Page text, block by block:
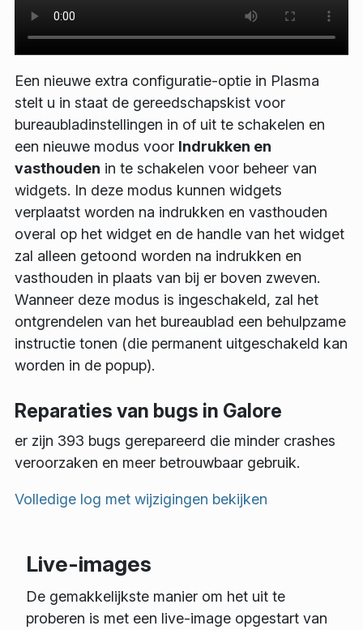
Een nieuwe extra configuratie-optie in Plasma
stelt u in staat de gereedschapskist voor
bureaubladinstellingen in of uit te schakelen en
een nieuwe modus voor Indrukken en
vasthouden in te schakelen voor beheer van
widgets. In deze modus kunnen widgets
verplaatst worden na indrukken en vasthouden
overal op het widget en de handle van het widget
zal alleen getoond worden na indrukken en
vasthouden in plaats van bij er boven zweven.
Wanneer deze modus is ingeschakeld, zal het
ontgrendelen van het bureaublad een behulpzame
instructie tonen (die permanent uitgeschakeld kan
worden in de popup).
Reparaties van bugs in Galore
er zijn 393 bugs gerepareerd die minder crashes
veroorzaken en meer betrouwbaar gebruik.
Volledige log met wijzigingen bekijken
Live-images
De gemakkelijkste manier om het uit te
proberen is met een live-image opgestart van